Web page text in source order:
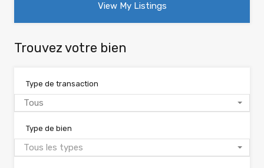
View My Listings
Trouvez votre bien
Type de transaction
Tous
Type de bien
Tous les types